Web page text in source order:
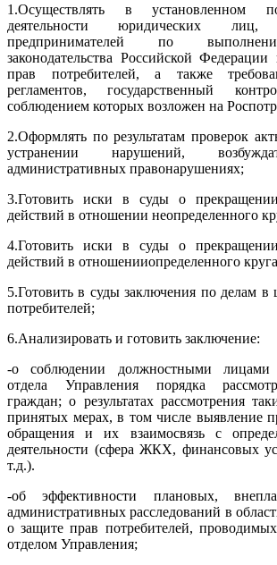
1.Осуществлять в установленном
деятельности юридических лиц,
предпринимателей по
законодательства Российской
прав потребителей, а также
регламентов, государственный
соблюдением которых возложен на
2.Оформлять по результатам проверок
устранении нарушений,
административных правонарушениях;
3.Готовить иски в суды о
действий в отношении неопределенного
4.Готовить иски в суды о
действий в отношенииопределенного
5.Готовить в суды заключения по делам в
потребителей;
6.Анализировать и готовить заключение:
-о соблюдении должностными лицами
отдела Управления порядка
граждан; о результатах рассмотрения
принятых мерах, в том числе выявление
обращения и их взаимосвязь с
деятельности (сфера ЖКХ, финансовых
т.д.).
-об эффективности плановых,
административных расследований в
о защите прав потребителей,
отделом Управления;